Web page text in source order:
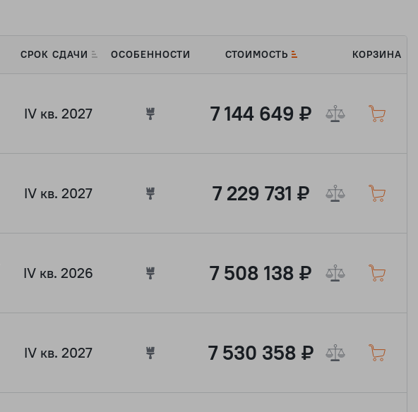
СРОК СДАЧИ ОСОБЕННОСТИ СТОИМОСТЬ КОРЗИНА
IV кв. 2027 7 144 649 ₽
IV кв. 2027 7 229 731 ₽
IV кв. 2026 7 508 138 ₽
IV кв. 2027 7 530 358 ₽